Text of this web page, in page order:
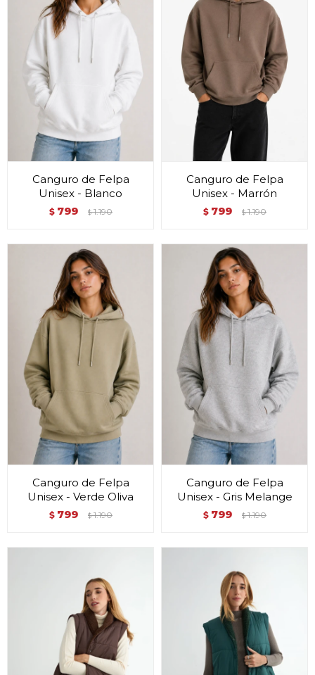
Canguro de Felpa
Unisex - Blanco
$ 799 $ 1.190
Canguro de Felpa
Unisex - Marrón
$ 799 $ 1.190
Canguro de Felpa
Unisex - Verde Oliva
$ 799 $ 1.190
Canguro de Felpa
Unisex - Gris Melange
$ 799 $ 1.190